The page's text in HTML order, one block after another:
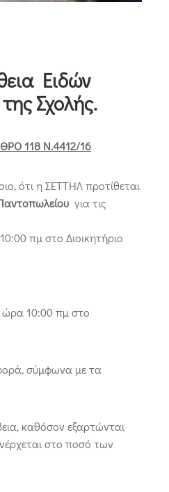
Ειδών
Σχολής.
118 Ν.4412/16
ότι η ΣΕΤΤΗΛ προτίθεται
για τις
πμ στο Διοικητήριο
ώρα 10:00 πμ στο
σύμφωνα με τα
καθόσον εξαρτώνται
στο ποσό των